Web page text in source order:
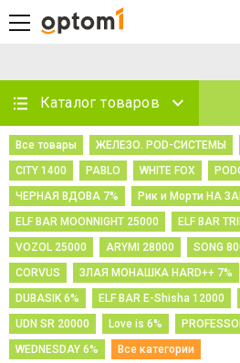
Каталог товаров
Все товары ЖЕЛЕЗО. POD-СИСТЕМЫ
CITY 1400
PABLO WHITE FOX
ЧЕРНАЯ ВДОВА 7%
Рик и Морти НА
ELF BAR MOONNIGHT 25000
ELF BAR
VOZOL 25000
ARYMI 28000 SONG
CORVUS
ЗЛАЯ МОНАШКА HARD++ 7%
DUBASIK 6%
ELF BAR E-Shisha 12000
UDN SR 20000
Love is 6%
WEDNESDAY 6%
Все категории